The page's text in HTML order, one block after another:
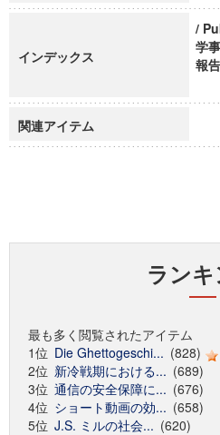
インデックス
/
学
報
関連アイテム
ランキ
最も多く閲覧されたアイテム
1位 Die Ghettogeschi... (828)
2位 新冷戦期における... (689)
3位 通信の安全保障に... (676)
4位 ショート動画の効... (658)
5位 J.S. ミルの社会... (620)